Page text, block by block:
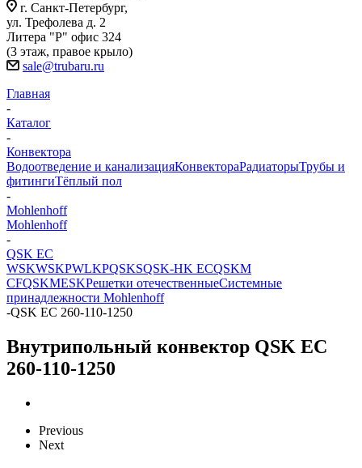
г. Санкт-Петербург,
ул. Трефолева д. 2
Литера "Р" офис 324
(3 этаж, правое крыло)
sale@trubaru.ru
Главная
-
Каталог
-
Конвектора
Водоотведение и канализацияКонвектораРадиаторыТрубы и
фитингиТёплый пол
-
Mohlenhoff
Mohlenhoff
-
QSK EC
WSKWSKPWLKPQSKSQSK-HK ECQSKM
CFQSKMESKРешетки отечественныеСистемные
принадлежности Mohlenhoff
-QSK EC 260-110-1250
Внутрипольный конвектор QSK EC
260-110-1250
Previous
Next